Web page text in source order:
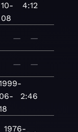
10-
08
4:12
— —
— —
06-
2:46
1976-